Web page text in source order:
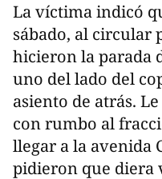
La víctima indicó
sábado, al circular
hicieron la parada
uno del lado del
asiento de atrás.
con rumbo al
llegar a la avenida
pidieron que diera